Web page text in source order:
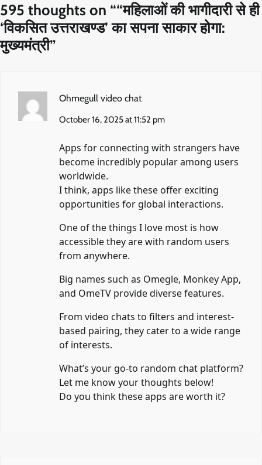
595 thoughts on ““महिलाओं की भागीदारी से ही
‘विकसित उत्तराखण्ड’ का सपना साकार होगा:
मुख्यमंत्री”
Ohmegull video chat
October 16, 2025 at 11:52 pm
Apps for connecting with strangers have
become incredibly popular among users
worldwide.
I think, apps like these offer exciting
opportunities for global interactions.
One of the things I love most is how
accessible they are with random users
from anywhere.
Big names such as Omegle, Monkey App,
and OmeTV provide diverse features.
From video chats to filters and interest-
based pairing, they cater to a wide range
of interests.
What’s your go-to random chat platform?
Let me know your thoughts below!
Do you think these apps are worth it?